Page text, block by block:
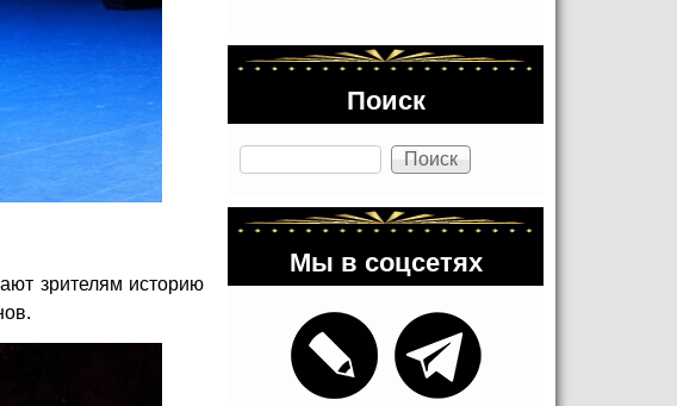
зрителям историю
Поиск
Поиск
Мы в соцсетях